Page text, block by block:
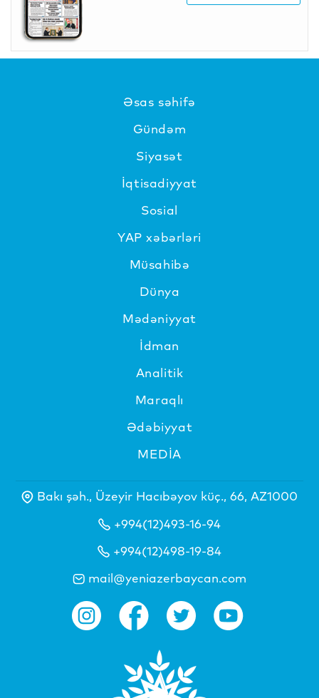
Əsas səhifə
Gündəm
Siyasət
İqtisadiyyat
Sosial
YAP xəbərləri
Müsahibə
Dünya
Mədəniyyat
İdman
Analitik
Maraqlı
Ədəbiyyat
MEDİA
Bakı şəh., Üzeyir Hacıbəyov küç., 66, AZ1000
+994(12)493-16-94
+994(12)498-19-84
mail@yeniazerbaycan.com